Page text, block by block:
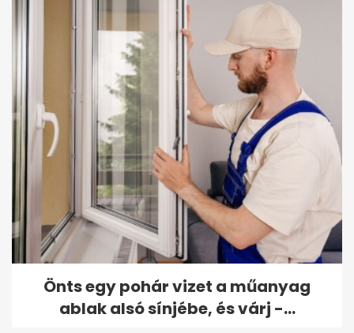
Önts egy pohár vizet a műanyag
ablak alsó sínjébe, és várj -...